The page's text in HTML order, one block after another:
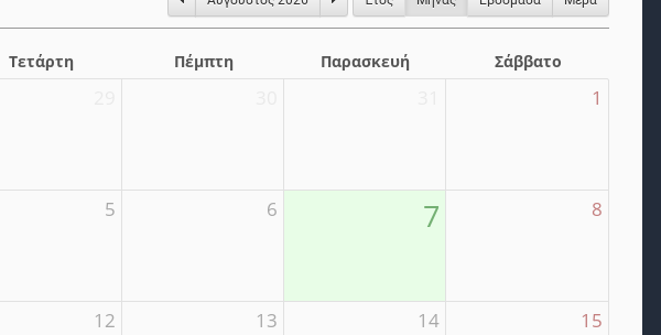
Τετάρτη Πέμπτη Παρασκευή Σάββατο
1
5 6 7 8
12 13 14 15